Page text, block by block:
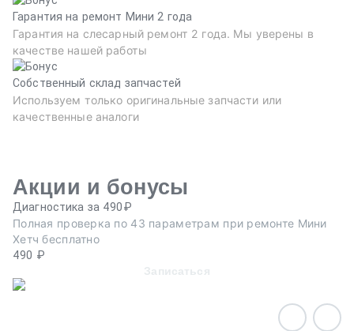
Гарантия на ремонт Мини 2 года
Гарантия на слесарный ремонт 2 года. Мы уверены в
качестве нашей работы
Собственный склад запчастей
Используем только оригинальные запчасти или
качественные аналоги
Акции и бонусы
Диагностика за 490₽
Полная проверка по 43 параметрам при ремонте Мини
Хетч бесплатно
490 ₽
Записаться